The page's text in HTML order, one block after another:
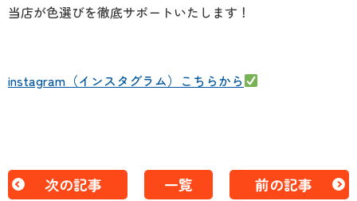
当店が色選びを徹底サポートいたします！
instagram（インスタグラム）こちらから
次の記事 一覧 前の記事